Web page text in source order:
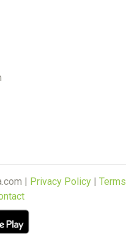
| Privacy Policy| Terms